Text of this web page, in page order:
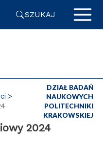
SZUKAJ
DZIAŁ BADAŃ
NAUKOWYCH
POLITECHNIKI
KRAKOWSKIEJ
2024